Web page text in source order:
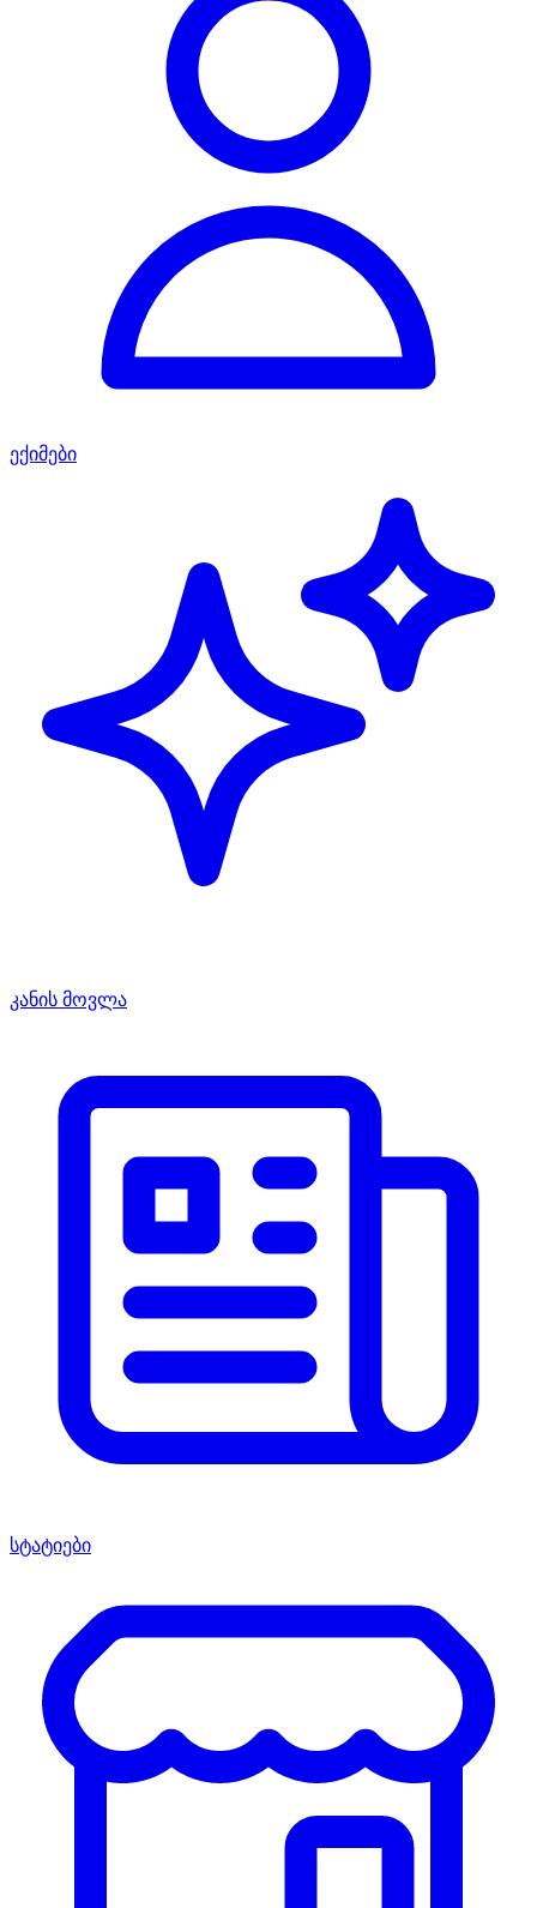
ექიმები
კანის მოვლა
სტატიები